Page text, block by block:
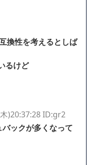
換性を考えるとしば
るけど
)20:37:28 ID:gr2
ックが多くなって